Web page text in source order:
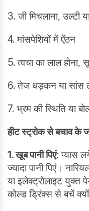
3. जी मिचलाना, उल्टी
4. मांसपेशियों में ऐंठन
5. त्वचा का लाल होना,
6. तेज धड़कन या सांस
7. भ्रम की स्थिति या
हीट स्ट्रोक से बचाव के
1. खूब पानी पिएं: प्यास
ज्यादा पानी पिएं।
या इलेक्ट्रोलाइट युक्त
कोल्ड ड्रिंक्स से बचें